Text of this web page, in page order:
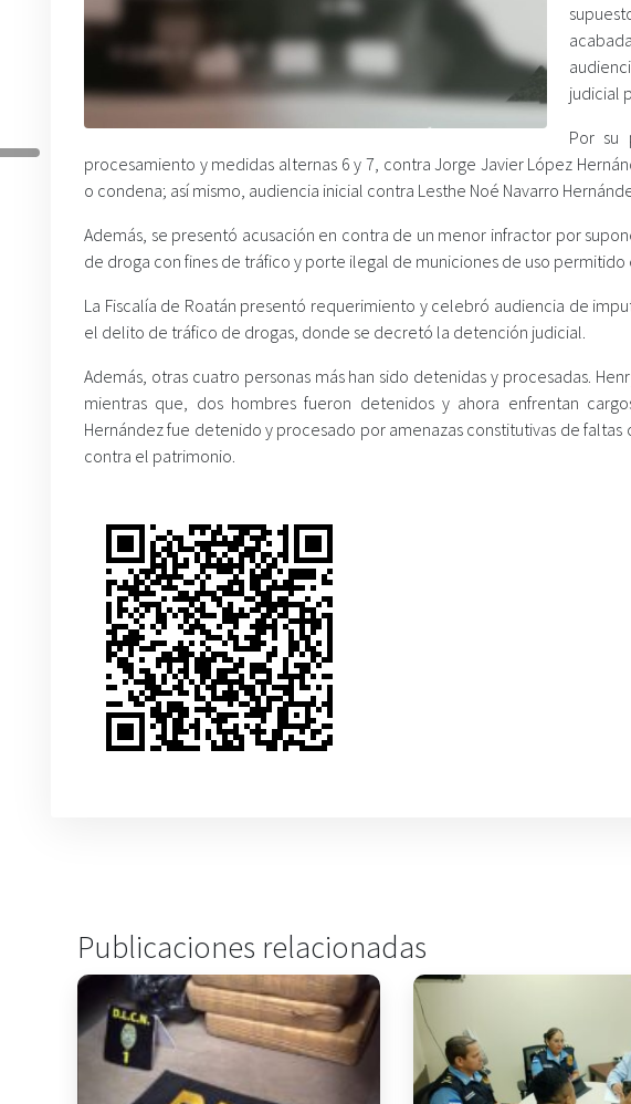
judicial
Por su
procesamiento y medidas alternas 6 y 7, contra Jorge Javier López
o condena; así mismo, audiencia inicial contra Lesthe Noé Navarro
Además, se presentó acusación en contra de un menor infractor por
de droga con fines de tráfico y porte ilegal de municiones de uso
La Fiscalía de Roatán presentó requerimiento y celebró audiencia de
el delito de tráfico de drogas, donde se decretó la detención judicial.
Además, otras cuatro personas más han sido detenidas y procesadas.
mientras que, dos hombres fueron detenidos y ahora enfrentan
Hernández fue detenido y procesado por amenazas constitutivas de
contra el patrimonio.
Publicaciones relacionadas